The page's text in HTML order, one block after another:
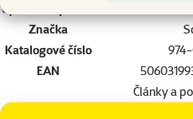
Vyndavací polštář
Značka
Katalogové číslo
974-
EAN
Články a